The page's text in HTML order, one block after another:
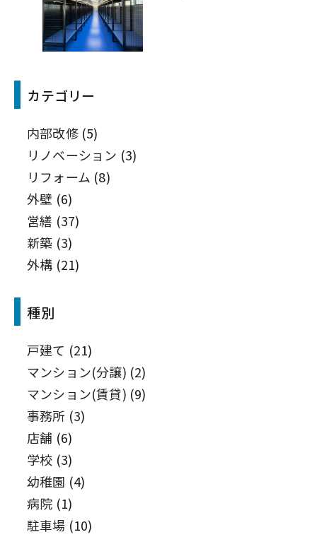
カテゴリー
内部改修(5)
リノベーション (3)
リフォーム (8)
外壁 (6)
営繕 (37)
新築 (3)
外構 (21)
種別
戸建て (21)
マンション(分譲) (2)
マンション(賃貸) (9)
事務所 (3)
店舗 (6)
学校 (3)
幼稚園 (4)
病院 (1)
駐車場 (10)